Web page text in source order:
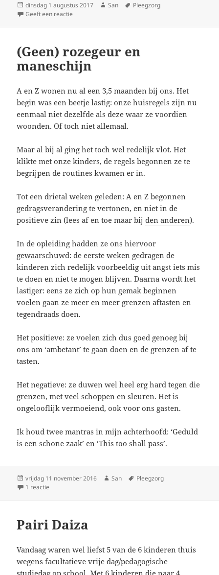
Geplaatst
op
dinsdag 1 augustus 2017 Auteur
San Tags
Pleegzorg
Geeft een reactie
(Geen) rozegeur en
maneschijn
A en Z wonen nu al een 3,5 maanden bij ons. Het
begin was een beetje lastig: onze huisregels zijn nu
eenmaal niet dezelfde als deze waar ze voordien
woonden. Of toch niet allemaal.
Maar al bij al ging het toch wel redelijk vlot. Het
klikte met onze kinders, de regels begonnen ze te
begrijpen de routines kwamen er in.
Tot een drietal weken geleden: A en Z begonnen
gedragsverandering te vertonen, en niet in de
positieve zin (lees af en toe maar bijden anderen).
In de opleiding hadden ze ons hiervoor
gewaarschuwd: de eerste weken gedragen de
kinderen zich redelijk voorbeeldig uit angst iets mis
te doen en niet te mogen blijven. Daarna wordt het
lastiger: eens ze zich op hun gemak beginnen
voelen gaan ze meer en meer grenzen aftasten en
tegendraads doen.
Het positieve: ze voelen zich dus goed genoeg bij
ons om ‘ambetant’ te gaan doen en de grenzen af te
tasten.
Het negatieve: ze duwen wel heel erg hard tegen die
grenzen, met veel schoppen en sleuren. Het is
ongelooflijk vermoeiend, ook voor ons gasten.
Ik houd twee mantras in mijn achterhoofd: ‘Geduld
is een schone zaak’ en ‘This too shall pass’.
Geplaatst
op
vrijdag 11 november 2016 Auteur
San Tags
Pleegzorg
1 reactie
Pairi Daiza
Vandaag waren wel liefst 5 van de 6 kinderen thuis
wegens facultatieve vrije dag/pedagogische
studiedag op school. Met 6 kinderen die naar 4